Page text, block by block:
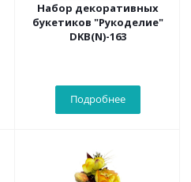
Набор декоративных
букетиков "Рукоделие"
DKB(N)-163
Подробнее